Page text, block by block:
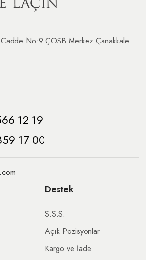
Cadde No:9 ÇOSB Merkez Çanakkale
12 19
17 00
Destek
S.S.S.
Açık Pozisyonlar
Kargo ve İade